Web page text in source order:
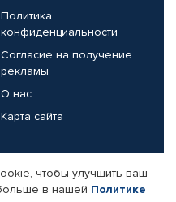
Политика
конфиденциальности
Согласие на получение
рекламы
О нас
Карта сайта
чтобы улучшить ваш
в нашей Политике